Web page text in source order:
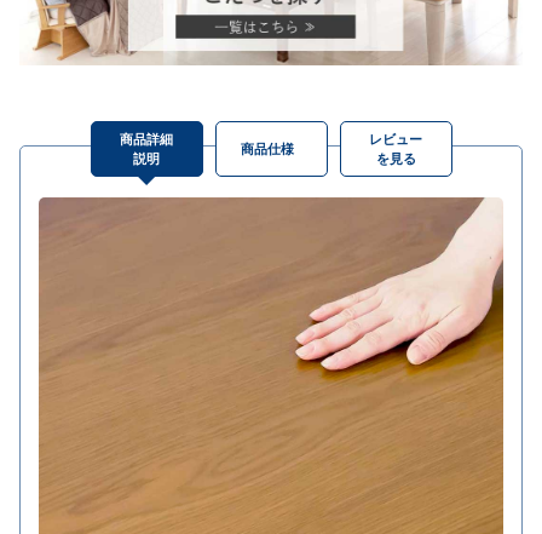
商品詳細
説明
商品仕様
レビュー
を見る